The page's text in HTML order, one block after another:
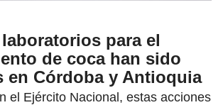
laboratorios para el
de coca han sido
en Córdoba y Antioquia
el Ejército Nacional, estas acciones